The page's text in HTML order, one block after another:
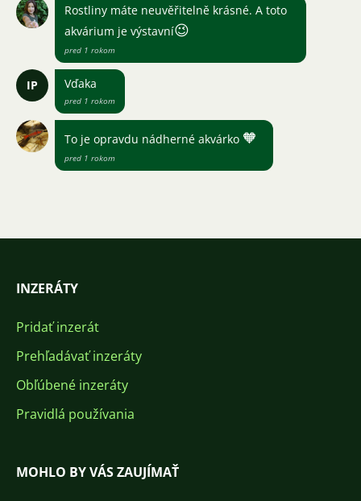
Rostliny máte neuvěřitelně krásné. A toto
akvárium je výstavní😉
pred 1 rokom
IP Vďaka
pred 1 rokom
To je opravdu nádherné akvárko 🧡
pred 1 rokom
INZERÁTY
Pridať inzerát
Prehľadávať inzeráty
Obľúbené inzeráty
Pravidlá používania
MOHLO BY VÁS ZAUJÍMAŤ